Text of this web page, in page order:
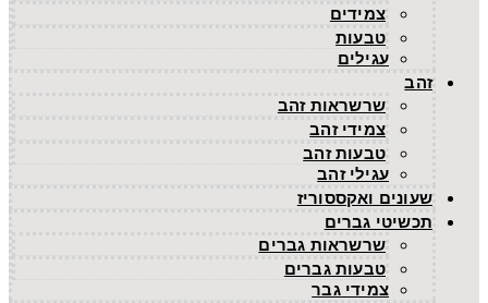
צמידים
טבעות
עגילים
זהב
שרשראות זהב
צמידי זהב
טבעות זהב
עגילי זהב
שעונים ואקססוריז
תכשיטי גברים
שרשראות גברים
טבעות גברים
צמידי גבר